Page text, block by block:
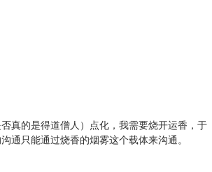
真的是得道僧人）点化，我需要烧开运香，于
通只能通过烧香的烟雾这个载体来沟通。